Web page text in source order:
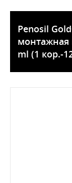
Penosil
монтажная
ml (1 кор.-